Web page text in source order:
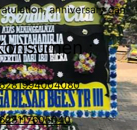
anniversary dan
;